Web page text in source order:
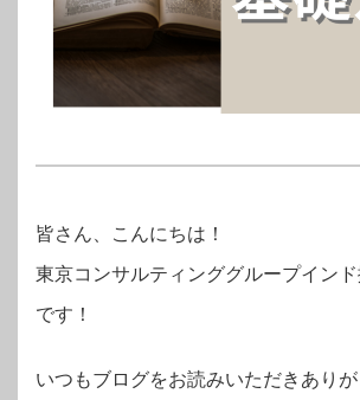
皆さん、こんにちは！
東京コンサルティンググループイン
です！
いつもブログをお読みいただきあり